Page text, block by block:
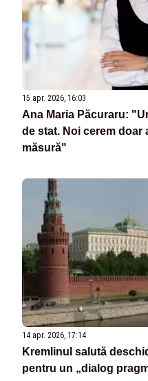
15 apr. 2026, 16:03
Ana Maria Păcuraru:
de stat. Noi cerem doar
măsură"
14 apr. 2026, 17:14
Kremlinul salută
pentru un „dialog